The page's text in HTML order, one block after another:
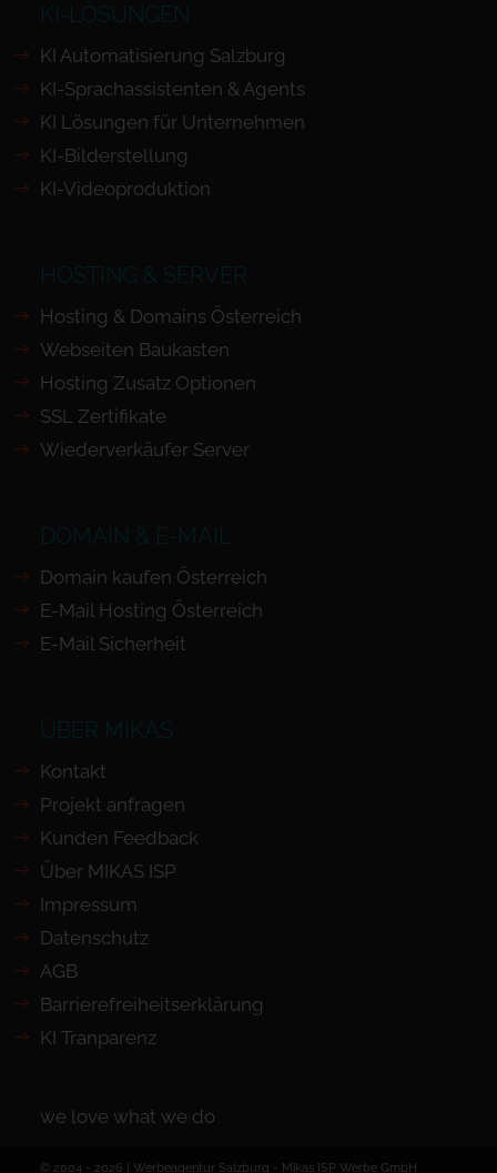
KI-LÖSUNGEN
KI Automatisierung Salzburg
KI-Sprachassistenten & Agents
KI Lösungen für Unternehmen
KI-Bilderstellung
KI-Videoproduktion
HOSTING & SERVER
Hosting & Domains Österreich
Webseiten Baukasten
Hosting Zusatz Optionen
SSL Zertifikate
Wiederverkäufer Server
DOMAIN & E-MAIL
Domain kaufen Österreich
E-Mail Hosting Österreich
E-Mail Sicherheit
ÜBER MIKAS
Kontakt
Projekt anfragen
Kunden Feedback
Über MIKAS ISP
Impressum
Datenschutz
AGB
Barrierefreiheits­erklärung
KI Tranparenz
we love what we do
© 2004 - 2026 | Werbeagentur Salzburg - Mikas ISP Werbe GmbH